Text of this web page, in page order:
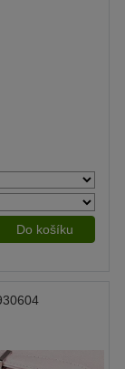
Do košíku